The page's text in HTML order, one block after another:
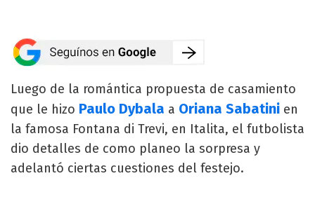
Luego de la romántica propuesta de casamiento
que le hizo Paulo Dybala a Oriana Sabatini en
la famosa Fontana di Trevi, en Italita, el futbolista
dio detalles de como planeo la sorpresa y
adelantó ciertas cuestiones del festejo.